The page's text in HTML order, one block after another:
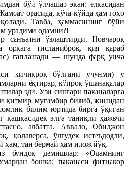
бўй ўлчашар экан: елкасидан
орасида, кўча-кўйда ҳам гоҳо
Тавба, ҳаммасининг бўйи
урадими одамни?!
санъатни ўзлаштирди. Новчароқ
орқага тисланиброқ, қия қараб
гаплашади — шунда фарқ унча
кичикроқ бўлгани учунми) у
ёқтирар, кўпроқ ўшанақалар
эди. Ўзи сингари паканаларга
қитмир, муғамбир билиб, жинидан
билим юртида бирга ўқиган
қашқасидек элга таниқли ҳажвчи
албатта. Аввало, Обиджон
қолаверса, ўлгудек истеъдодли,
ҳам, тан бермай ҳам илож йўқ.
бундоқ демишлар: «Одамнинг
бошқа; паканаси фитнакор